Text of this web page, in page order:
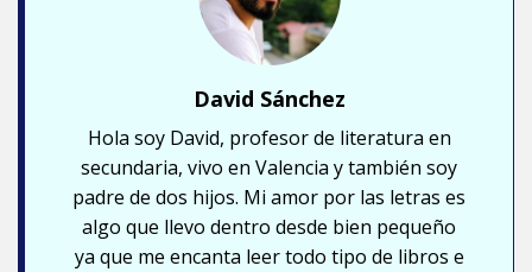
David Sánchez
Hola soy David, profesor de literatura en
secundaria, vivo en Valencia y también soy
padre de dos hijos. Mi amor por las letras es
algo que llevo dentro desde bien pequeño
ya que me encanta leer todo tipo de libros e